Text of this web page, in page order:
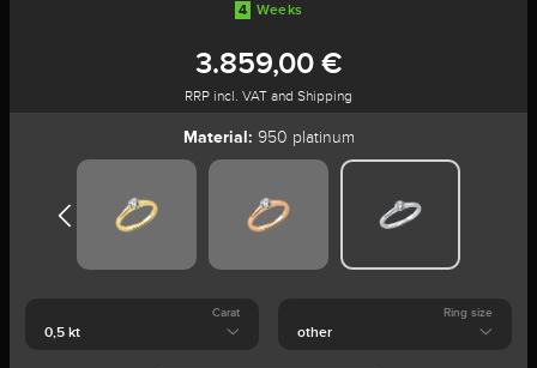
4 Weeks
3.859,00 €
RRP incl. VAT and Shipping
Material: 950 platinum
Carat Ring size